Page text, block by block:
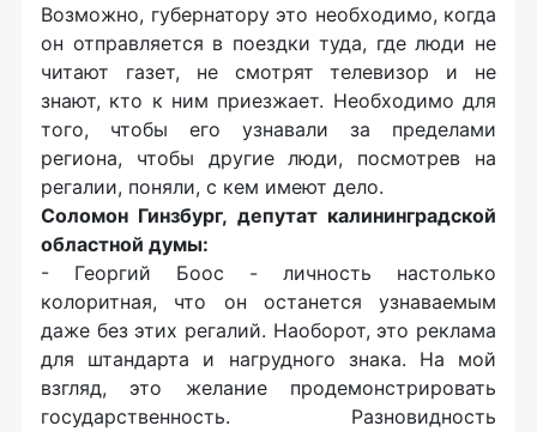
Возможно, губернатору это необходимо, когда
он отправляется в поездки туда, где люди не
читают газет, не смотрят телевизор и не
знают, кто к ним приезжает. Необходимо для
того, чтобы его узнавали за пределами
региона, чтобы другие люди, посмотрев на
регалии, поняли, с кем имеют дело.
Соломон Гинзбург, депутат калининградской
областной думы:
- Георгий Боос - личность настолько
колоритная, что он останется узнаваемым
даже без этих регалий. Наоборот, это реклама
для штандарта и нагрудного знака. На мой
взгляд, это желание продемонстрировать
государственность. Разновидность